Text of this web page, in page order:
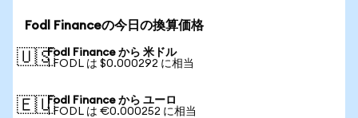
Fodl Financeの今日の換算価格
🇺🇸Fodl Finance から 米ドル
1 FODL は $0.000292 に相当
🇪🇺Fodl Finance から ユーロ
1 FODL は €0.000252 に相当